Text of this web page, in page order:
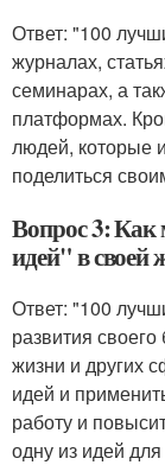
Ответ: "100
журналах,
семинарах, а
платформах.
людей, которые
поделиться
Вопрос 3: Как
идей" в своей
Ответ: "100
развития
жизни и других
идей и
работу и
одну из идей